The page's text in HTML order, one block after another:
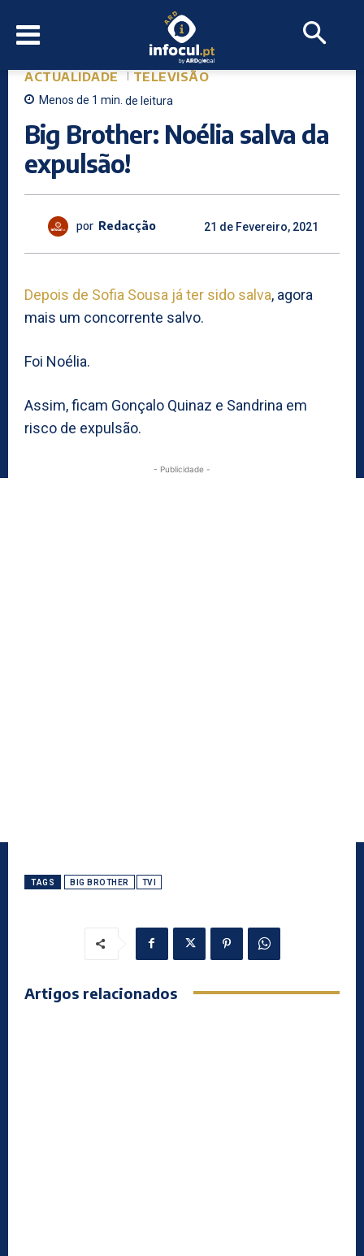
ACTUALIDADE TELEVISÃO
Menos de 1 min. de leitura
Big Brother: Noélia salva da
expulsão!
por Redacção 21 de Fevereiro, 2021
Depois de Sofia Sousa já ter sido salva, agora
mais um concorrente salvo.
Foi Noélia.
Assim, ficam Gonçalo Quinaz e Sandrina em
risco de expulsão.
- Publicidade -
TAGS BIG BROTHER TVI
Artigos relacionados